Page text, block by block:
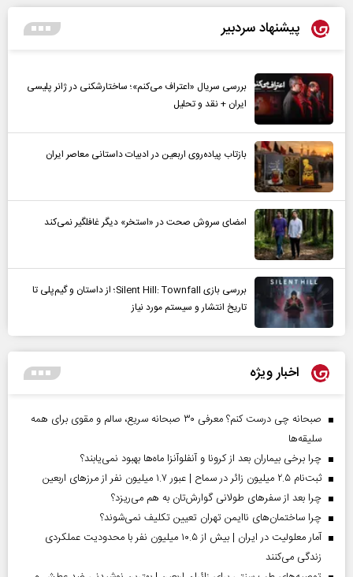
پیشنهاد سردبیر
بررسی سریال «اعتراف می‌کنم»؛ ساختارشکنی در ژانر پلیسی
ایران + نقد و تحلیل
بازتاب پیاده‌روی اربعین در ادبیات داستانی معاصر ایران
امضای سروش صحت در «استخر» دیگر غافلگیر نمی‌کند
بررسی بازی Silent Hill: Townfall؛ از داستان و گیم‌پلی تا
تاریخ انتشار و سیستم مورد نیاز
اخبار ویژه
صبحانه چی درست کنم؟ معرفی ۳۰ صبحانه سریع، سالم و مقوی برای همه
سلیقه‌ها
چرا برخی بیماران بعد از کرونا و آنفلوآنزا ماه‌ها بهبود نمی‌یابند؟
ثبت‌نام ۲.۵ میلیون زائر در سماح | عبور ۱.۷ میلیون نفر از مرز‌های اربعین
چرا بعد از سفرهای طولانی گوارش‌تان به هم می‌ریزد؟
چرا ساختمان‌های ناایمن تهران تعیین تکلیف نمی‌شوند؟
آمار معلولیت در ایران | بیش از ۱۰.۵ میلیون نفر با محدودیت عملکردی
زندگی می‌کنند